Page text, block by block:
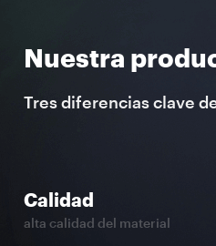
Nuestra
Tres diferencias clave
Calidad
alta calidad del material